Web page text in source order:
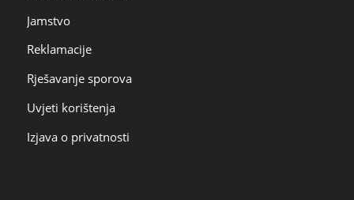
Jamstvo
Reklamacije
Rješavanje sporova
Uvjeti korištenja
Izjava o privatnosti